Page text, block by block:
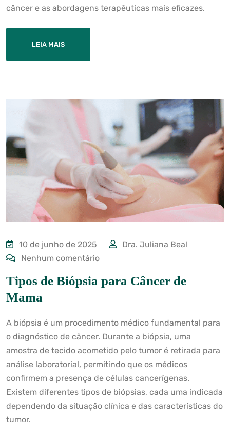
câncer e as abordagens terapêuticas mais eficazes.
LEIA MAIS
10 de junho de 2025
Dra. Juliana Beal
Nenhum comentário
Tipos de Biópsia para Câncer de
Mama
A biópsia é um procedimento médico fundamental para
o diagnóstico de câncer. Durante a biópsia, uma
amostra de tecido acometido pelo tumor é retirada para
análise laboratorial, permitindo que os médicos
confirmem a presença de células cancerígenas.
Existem diferentes tipos de biópsias, cada uma indicada
dependendo da situação clínica e das características do
tumor.